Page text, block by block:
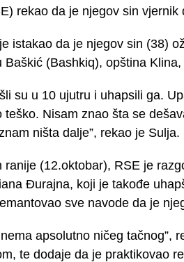
rekao da je njegov sin vjernik
istakao da je njegov sin (38)
Baškić (Bashkiq), opština
su u 10 ujutru i uhapsili ga.
teško. Nisam znao šta se
ništa dalje”, rekao je Sulja.
ranije (12.oktobar), RSE je
Đurajna, koji je takođe
sve navode da je
nema apsolutno ničeg tačnog”,
te dodaje da je praktikovao